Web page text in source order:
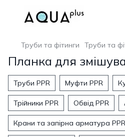
Труби та фітинги Труби та
Планка для
Труби PPR Муфти PPR
Трійники PPR Обвід PPR
Крани та запірна арматура PPR